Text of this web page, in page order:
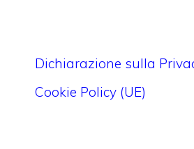
Dichiarazione sulla
Cookie Policy (UE)